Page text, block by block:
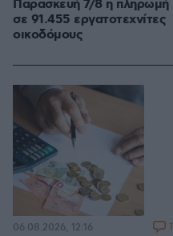
Παρασκευή 7/8 η πληρωμή
σε 91.455 εργατοτεχνίτες
οικοδόμους
06.08.2026, 12:16 1